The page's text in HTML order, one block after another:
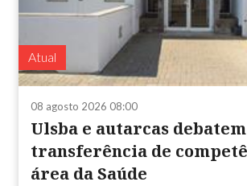
Atual
08 agosto 2026 08:00
Ulsba e autarcas debatem
transferência de competências na
área da Saúde